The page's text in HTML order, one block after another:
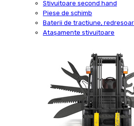
Stivuitoare second hand
Piese de schimb
Baterii de tractiune,
Atașamente stivuitoare